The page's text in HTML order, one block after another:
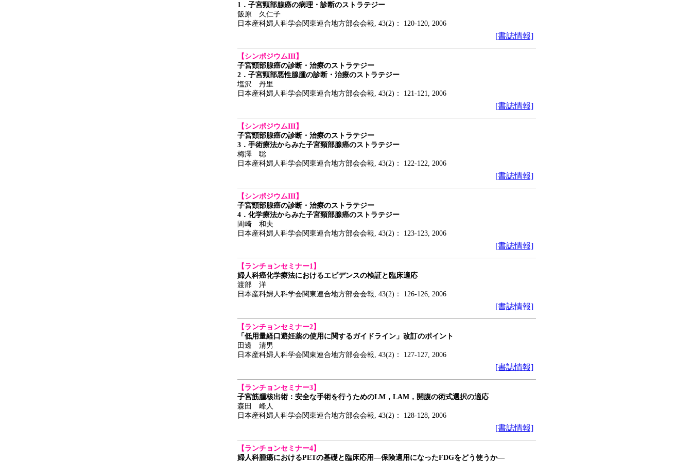
1．子宮頸部腺癌の病理・診断のストラテジー
飯原 久仁子
日本産科婦人科学会関東連合地方部会会報, 43(2)： 120-120, 2006
[書誌情報]
【シンポジウムIII】
子宮頸部腺癌の診断・治療のストラテジー
2．子宮頸部悪性腺腫の診断・治療のストラテジー
塩沢 丹里
日本産科婦人科学会関東連合地方部会会報, 43(2)： 121-121, 2006
[書誌情報]
【シンポジウムIII】
子宮頸部腺癌の診断・治療のストラテジー
3．手術療法からみた子宮頸部腺癌のストラテジー
梅澤 聡
日本産科婦人科学会関東連合地方部会会報, 43(2)： 122-122, 2006
[書誌情報]
【シンポジウムIII】
子宮頸部腺癌の診断・治療のストラテジー
4．化学療法からみた子宮頸部腺癌のストラテジー
間崎 和夫
日本産科婦人科学会関東連合地方部会会報, 43(2)： 123-123, 2006
[書誌情報]
【ランチョンセミナー1】
婦人科癌化学療法におけるエビデンスの検証と臨床適応
渡部 洋
日本産科婦人科学会関東連合地方部会会報, 43(2)： 126-126, 2006
[書誌情報]
【ランチョンセミナー2】
「低用量経口避妊薬の使用に関するガイドライン」改訂のポイント
田邊 清男
日本産科婦人科学会関東連合地方部会会報, 43(2)： 127-127, 2006
[書誌情報]
【ランチョンセミナー3】
子宮筋腫核出術：安全な手術を行うためのLM，LAM，開腹の術式選択の適応
森田 峰人
日本産科婦人科学会関東連合地方部会会報, 43(2)： 128-128, 2006
[書誌情報]
【ランチョンセミナー4】
婦人科腫瘍におけるPETの基礎と臨床応用―保険適用になったFDGをどう使うか―